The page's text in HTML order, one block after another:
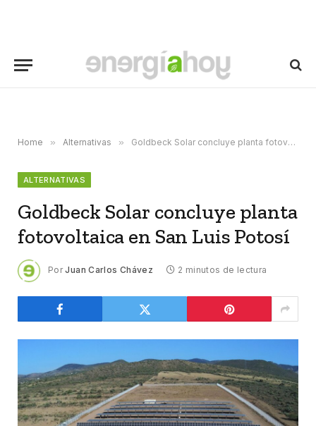
Home » Alternativas » Goldbeck Solar concluye planta fotovoltaica en San Luis Potosí
ALTERNATIVAS
Goldbeck Solar concluye planta
fotovoltaica en San Luis Potosí
Por Juan Carlos Chávez 2 minutos de lectura